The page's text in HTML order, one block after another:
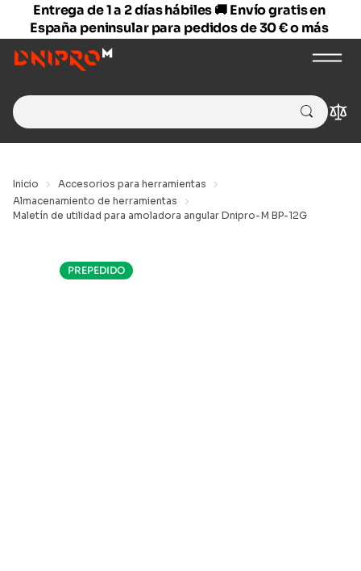
Entrega de 1 a 2 días hábiles 🚚 Envío gratis en
España peninsular para pedidos de 30 € o más
Search
for:
Inicio
Accesorios para herramientas
Almacenamiento de herramientas
Maletín de utilidad para amoladora angular Dnipro-M BP-12G
PREPEDIDO